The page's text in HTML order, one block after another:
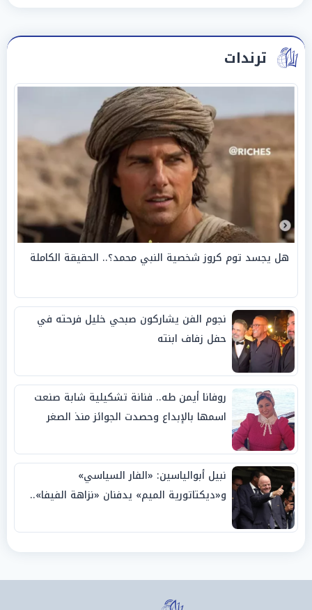
ترندات
هل يجسد توم كروز شخصية النبي محمد؟.. الحقيقة الكاملة
نجوم الفن يشاركون صبحي خليل فرحته في
حفل زفاف ابنته
روفانا أيمن طه.. فنانة تشكيلية شابة صنعت
اسمها بالإبداع وحصدت الجوائز منذ الصغر
نبيل أبوالياسين: «الفار السياسي»
و«ديكتاتورية الميم» يدفنان «نزاهة الفيفا»..